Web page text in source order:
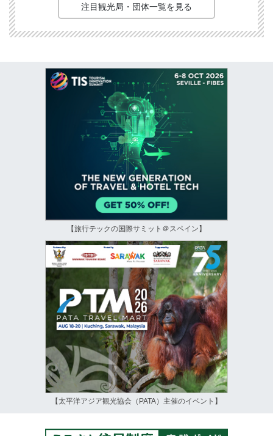
注目観光局・団体一覧を見る
【旅行テックの国際サミット＠スペイン】
【太平洋アジア観光協会（PATA）主催のイベント】